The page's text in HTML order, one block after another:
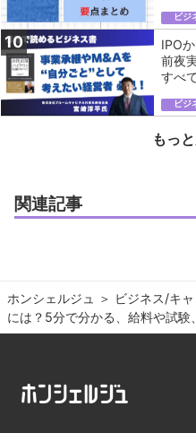
ビジ
10
IPO
前夜
すべて
ビジ
もっ
関連記事
ホンシェルジュ ＞ ビジネス/キ
には？5分で分かる、給料や試験